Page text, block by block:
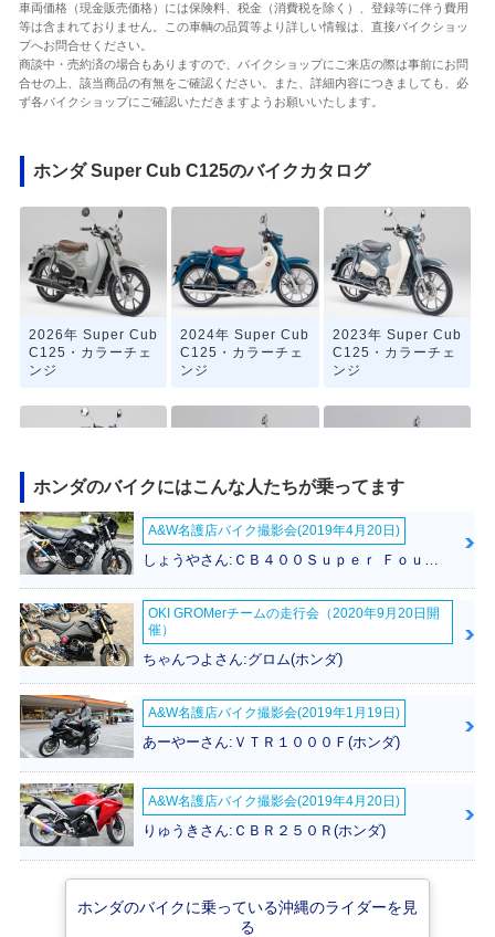
車両価格（現金販売価格）には保険料、税金（消費税を除く）、登録等に伴う費用
等は含まれておりません。この車輌の品質等より詳しい情報は、直接バイクショッ
プへお問合せください。
商談中・売約済の場合もありますので、バイクショップにご来店の際は事前にお問
合せの上、該当商品の有無をご確認ください。また、詳細内容につきましても、必
ず各バイクショップにご確認いただきますようお願いいたします。
ホンダ Super Cub C125のバイクカタログ
2026年 Super Cub
C125・カラーチェ
ンジ
2024年 Super Cub
C125・カラーチェ
ンジ
2023年 Super Cub
C125・カラーチェ
ンジ
2021年 Super Cub
C125・フルモデル
チェンジ
2020年 Super Cub
C125・カラーチェ
ンジ
2019年 Super Cub
C125・カラーチェ
ンジ
2018年 Super Cub
C125・新登場
Super Cub C12
5・その他
ホンダのバイクにはこんな人たちが乗ってます
A&W名護店バイク撮影会(2019年4月20日)
OKI GROMerチームの走行会（2020年9月20日開
催）
ちゃんつよさん:グロム(ホンダ)
A&W名護店バイク撮影会(2019年1月19日)
あーやーさん:ＶＴＲ１０００Ｆ(ホンダ)
A&W名護店バイク撮影会(2019年4月20日)
りゅうきさん:ＣＢＲ２５０Ｒ(ホンダ)
ホンダのバイクに乗っている沖縄のライダーを見
る